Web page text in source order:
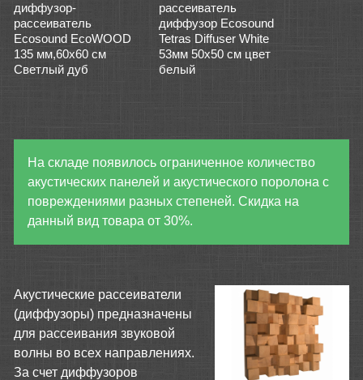
диффузор-
рассеиватель
Ecosound EcoWOOD
135 мм,60х60 см
Светлый дуб
рассеиватель
диффузор Ecosound
Tetras Diffuser White
53мм 50х50 см цвет
белый
На складе появилось ограниченное количество
акустических панелей и акустического поролона с
повреждениями разных степеней. Скидка на
данный вид товара от 30%.
Акустические рассеиватели
(диффузоры) предназначены
для рассеивания звуковой
волны во всех направлениях.
За счет диффузоров